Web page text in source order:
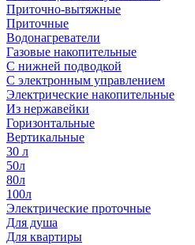
Приточно-вытяжные
Приточные
Водонагреватели
Газовые накопительные
С нижней подводкой
С электронным управлением
Электрические накопительные
Из нержавейки
Горизонтальные
Вертикальные
30 л
50л
80л
100л
Электрические проточные
Для душа
Для квартиры